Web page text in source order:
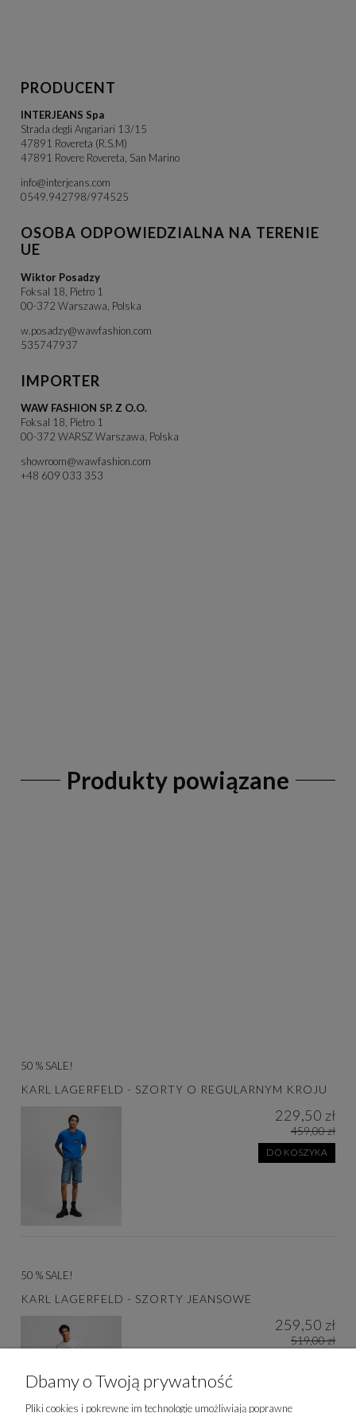
PRODUCENT
INTERJEANS Spa
Strada degli Angariari 13/15
47891 Rovereta (R.S.M)
47891 Rovere Rovereta, San Marino
info@interjeans.com
0549.942798/974525
OSOBA ODPOWIEDZIALNA NA TERENIE
UE
Wiktor Posadzy
Foksal 18, Pietro 1
00-372 Warszawa, Polska
w.posadzy@wawfashion.com
535747937
IMPORTER
WAW FASHION SP. Z O.O.
Foksal 18, Pietro 1
00-372 WARSZ Warszawa, Polska
showroom@wawfashion.com
+48 609 033 353
Produkty powiązane
50 % SALE!
KARL LAGERFELD - SZORTY O REGULARNYM KROJU
229,50 zł
459,00 zł
DO KOSZYKA
50 % SALE!
KARL LAGERFELD - SZORTY JEANSOWE
259,50 zł
519,00 zł
Dbamy o Twoją prywatność
Pliki cookies i pokrewne im technologie umożliwiają poprawne